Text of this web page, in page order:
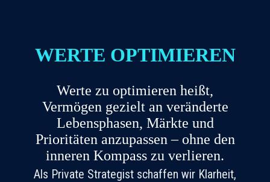
WERTE OPTIMIEREN
Werte zu optimieren heißt,
Vermögen gezielt an veränderte
Lebensphasen, Märkte und
Prioritäten anzupassen – ohne den
inneren Kompass zu verlieren.
Als Private Strategist schaffen wir Klarheit,